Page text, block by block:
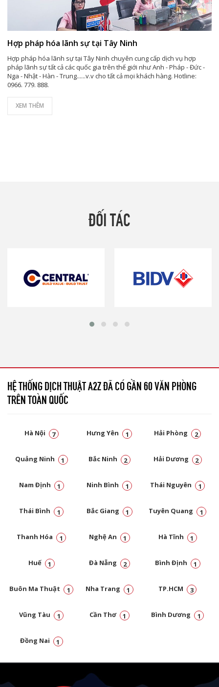
Hợp pháp hóa lãnh sự tại Tây Ninh
Hợp pháp hóa lãnh sự tại Tây Ninh chuyên cung cấp dịch vụ hợp
pháp lãnh sự tất cả các quốc gia trên thế giới như Anh - Pháp - Đức -
Nga - Nhật - Hàn - Trung......v.v cho tất cả mọi khách hàng. Hotline:
0966. 779. 888.
XEM THÊM
ĐỐI TÁC
HỆ THỐNG DỊCH THUẬT A2Z ĐÃ CÓ GẦN 60 VĂN PHÒNG
TRÊN TOÀN QUỐC
Hà Nội 7 Hưng Yên 1 Hải Phòng 2
Quảng Ninh 1 Bắc Ninh 2 Hải Dương 2
Nam Định 1 Ninh Bình 1 Thái Nguyên 1
Thái Bình 1 Bắc Giang 1 Tuyên Quang 1
Thanh Hóa 1 Nghệ An 1 Hà Tĩnh 1
Huế 1 Đà Nẵng 2 Bình Định 1
Buôn Ma Thuật 1 Nha Trang 1 TP.HCM 3
Vũng Tàu 1 Cần Thơ 1 Bình Dương 1
Đồng Nai 1